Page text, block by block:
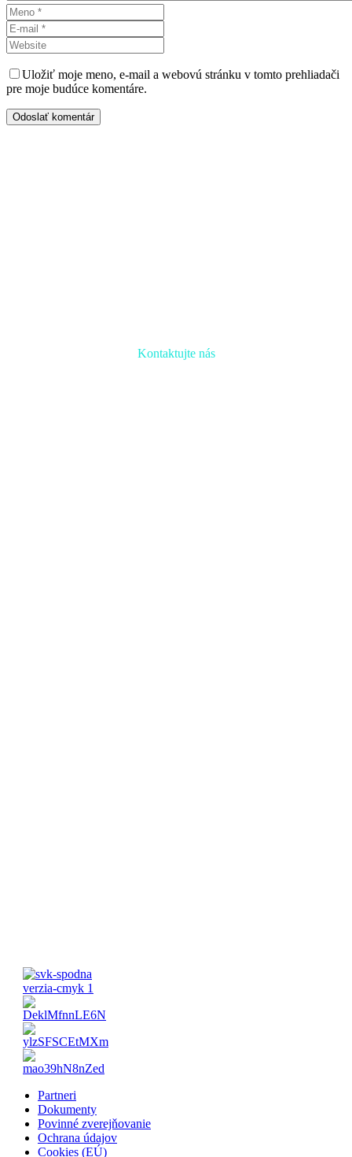
Uložiť moje meno, e-mail a webovú stránku v tomto prehliadači
pre moje budúce komentáre.
Odoslať komentár
Kontaktujte nás
Partneri
Dokumenty
Povinné zverejňovanie
Ochrana údajov
Cookies (EÚ)